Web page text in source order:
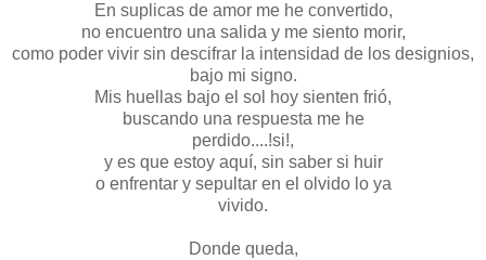
En suplicas de amor me he convertido,
no encuentro una salida y me siento morir,
como poder vivir sin descifrar la intensidad de los designios,
bajo mi signo.
Mis huellas bajo el sol hoy sienten frió,
buscando una respuesta me he
perdido....!si!,
y es que estoy aquí, sin saber si huir
o enfrentar y sepultar en el olvido lo ya
vivido.
Donde queda,